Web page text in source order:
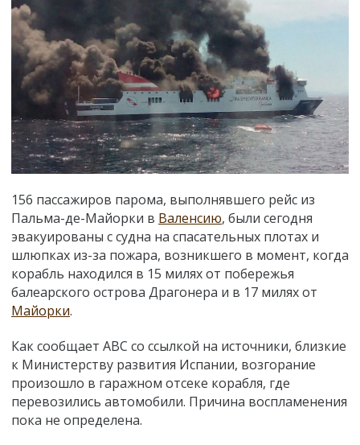
156 пассажиров парома, выполнявшего рейс из
Пальма-де-Майорки в Валенсию, были сегодня
эвакуированы с судна на спасательных плотах и
шлюпках из-за пожара, возникшего в момент, когда
корабль находился в 15 милях от побережья
балеарского острова Драгонера и в 17 милях от
Майорки.
Как сообщает АВС со ссылкой на источники, близкие
к Министерству развития Испании, возгорание
произошло в гаражном отсеке корабля, где
перевозились автомобили. Причина воспламенения
пока не определена.